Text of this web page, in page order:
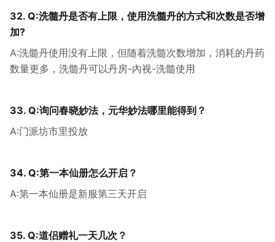
32. Q:洗髓丹是否有上限，使用洗髓丹的方式和次数是否增
加?
A:洗髓丹使用没有上限，但随着洗髓次数增加，消耗的丹药
数量更多，洗髓丹可以丹房-內视-洗髓使用
33. Q:询问春晓妙法，元华妙法哪里能得到？
A:门派坊市里投放
34. Q:第一本仙册怎么开启？
A:第一本仙册是新服第三天开启
35. Q:道侣赠礼一天几次？